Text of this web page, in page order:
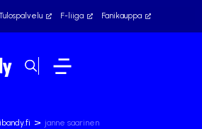
F-liiga Fanikauppa
> janne saarinen